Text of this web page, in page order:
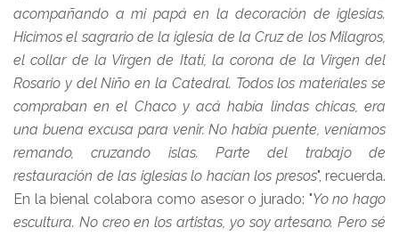
acompañando a mi papá en la decoración de iglesias.
Hicimos el sagrario de la iglesia de la Cruz de los Milagros,
el collar de la Virgen de Itatí, la corona de la Virgen del
Rosario y del Niño en la Catedral. Todos los materiales se
compraban en el Chaco y acá había lindas chicas, era
una buena excusa para venir. No había puente, veníamos
remando, cruzando islas. Parte del trabajo de
restauración de las iglesias lo hacían los presos", recuerda.
En la bienal colabora como asesor o jurado: "Yo no hago
escultura. No creo en los artistas, yo soy artesano. Pero sé